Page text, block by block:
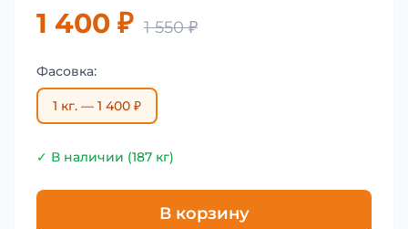
1 400 ₽ 1 550 ₽
Фасовка:
1 кг. — 1 400 ₽
✓ В наличии (187 кг)
В корзину